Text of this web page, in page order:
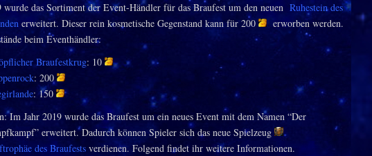
wurde das Sortiment der Event-Händler für das Braufest um den neuen Ruhestein des
erweitert. Dieser rein kosmetische Gegenstand kann für 200
erworben werden.
beim Eventhändler:
Braufestkrug: 10
: 200
: 150
Im Jahr 2019 wurde das Braufest um ein neues Event mit dem Namen “Der
erweitert. Dadurch können Spieler sich das neue Spielzeug
des Braufestsverdienen. Folgend findet ihr weitere Informationen.